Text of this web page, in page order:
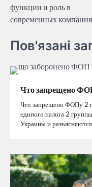
функции и роль в
современных
Пов'язані
Что запрещено
Что запрещено ФОПу 2
единого налога 2
Украины и